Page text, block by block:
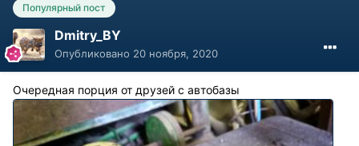
Популярный пост
Dmitry_BY
Опубликовано 20 ноября, 2020
Очередная порция от друзей с автобазы